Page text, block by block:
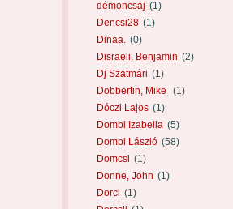
démoncsaj (1)
Dencsi28 (1)
Dinaa.
(0)
Disraeli, Benjamin (2)
Dj Szatmári (1)
Dobbertin, Mike
(1)
Dóczi Lajos (1)
Dombi Izabella (5)
Dombi László (58)
Domcsi (1)
Donne, John (1)
Dorci (1)